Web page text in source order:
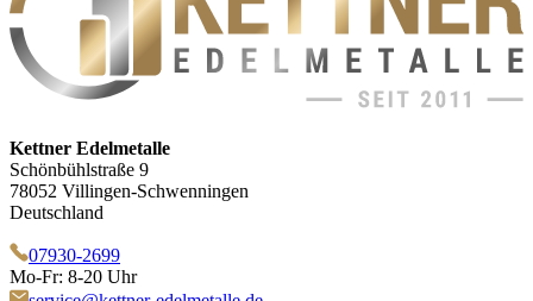
Kettner Edelmetalle
Schönbühlstraße 9
78052 Villingen-Schwenningen
Deutschland
07930-2699
Mo-Fr: 8-20 Uhr